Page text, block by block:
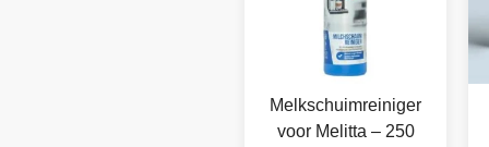
Melkschuimreiniger
voor Melitta – 250